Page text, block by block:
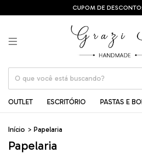
CUPOM DE DESCONTO:
OUTLET ESCRITÓRIO PASTAS E
Início > Papelaria
Papelaria